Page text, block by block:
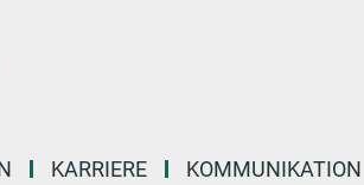
KARRIERE KOMMUNIKATION